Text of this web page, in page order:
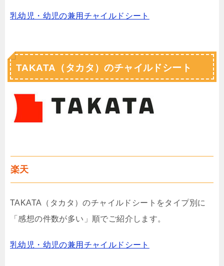
乳幼児・幼児の兼用チャイルドシート
TAKATA（タカタ）のチャイルドシート
楽天
TAKATA（タカタ）のチャイルドシートをタイプ別に
「感想の件数が多い」順でご紹介します。
乳幼児・幼児の兼用チャイルドシート